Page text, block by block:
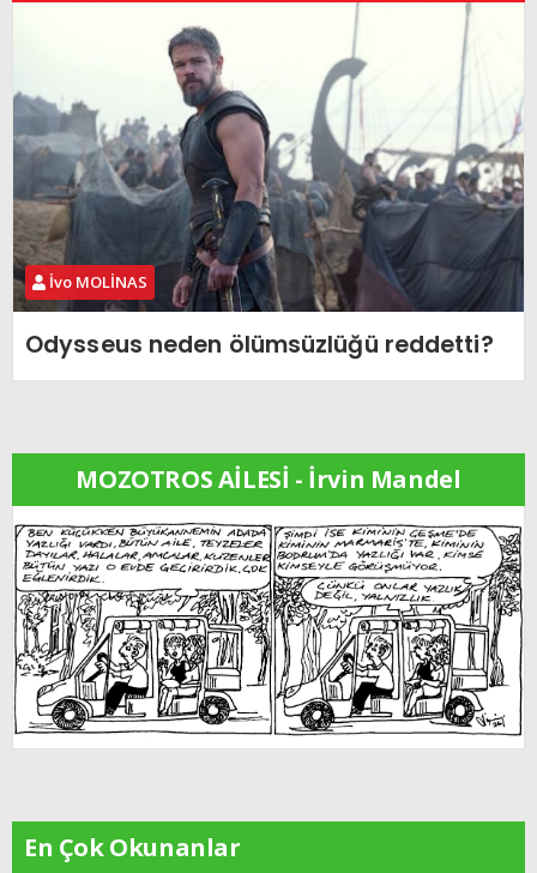
İvo MOLİNAS
Odysseus neden ölümsüzlüğü reddetti?
MOZOTROS AİLESİ - İrvin Mandel
En Çok Okunanlar